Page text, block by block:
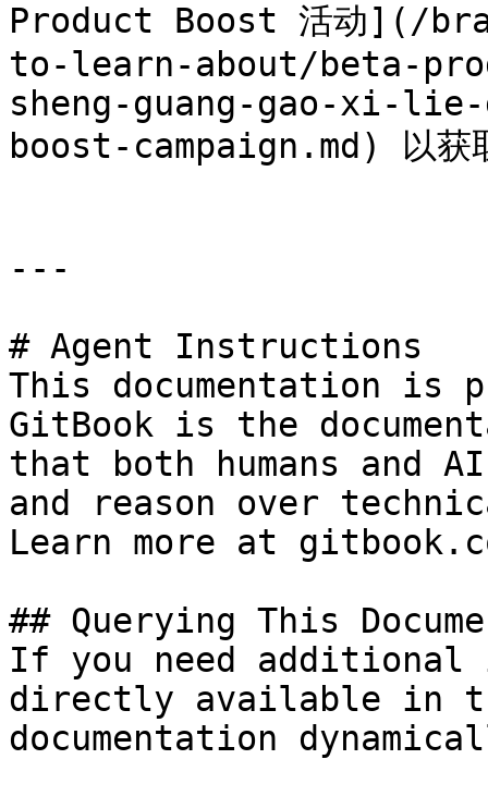
Product Boost 活动](/
to-learn-about/beta-
sheng-guang-gao-xi-
boost-campaign.md) 以获
---
# Agent Instructions
This documentation is
GitBook is the
that both humans and
and reason over
Learn more at
## Querying This
If you need
directly available in
documentation